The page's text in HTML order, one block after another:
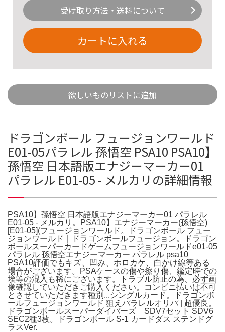
受け取り方法・送料について
カートに入れる
欲しいものリストに追加
ドラゴンボール フュージョンワールド
E01-05パラレル 孫悟空 PSA10 PSA10】
孫悟空 日本語版エナジーマーカー01
パラレル E01-05 - メルカリの詳細情報
PSA10】孫悟空 日本語版エナジーマーカー01 パラレル
E01-05 - メルカリ。PSA10】エナジーマーカー(孫悟空)
[E01-05](フュージョンワールド。ドラゴンボール フュー
ジョンワールド｜ドラゴンボールフュージョン。ドラゴン
ボールスーパーカードゲームフュージョンワールドe01-05
パラレル 孫悟空エナジーマーカー パラレル psa10
PSA10評価でもキズ、凹み、ホロカケ、白かけ線等ある
場合がございます。PSAケースの傷や擦り傷、鑑定時での
埃等の混入も稀にございます。トラブル防止の為、必ず画
像確認していただきご購入ください。コンビニ払いは不可
とさせていただきます種別...シングルカード。ドラゴンボ
ールフュージョンワールド 狙えパラレルオリパ | 超優良。
ドラゴンボールスーパーダイバーズ SDV7セット SDV6
SEC2種3枚。ドラゴンボール S-1 カードダス ステンドグ
ラスVer.